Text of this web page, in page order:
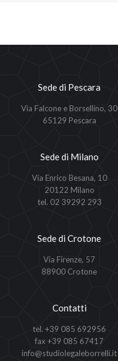
Sede di Pescara
Via Falcone e Borsellino, 30
65129 Pescara
Sede di Milano
Via Enrico Besana, 10
20122 Milano
tel. 02 39292 293
Sede di Crotone
Via Firenze, 57
88900 Crotone
Contatti
tel. +39 085 692956
fax +39 085 67417
info@studiolegaleborrelli.it